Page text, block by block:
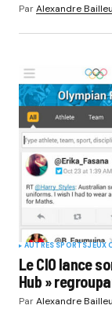
ParAlexandre
AUTRES SPORTSJEUX
Le CIO lance
Hub »
ParAlexandre